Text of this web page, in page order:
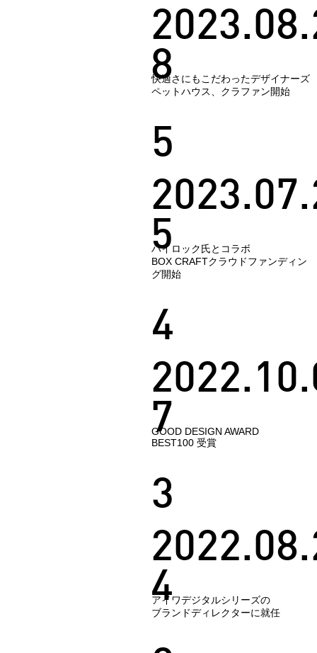
快適さにもこだわったデザイナーズ
ペットハウス、クラファン開始
8
ハイロック氏とコラボ
BOX CRAFTクラウドファンディン
グ開始
5
5
GOOD DESIGN AWARD
BEST100 受賞
4
7
アイワデジタルシリーズの
ブランドディレクターに就任
3
4